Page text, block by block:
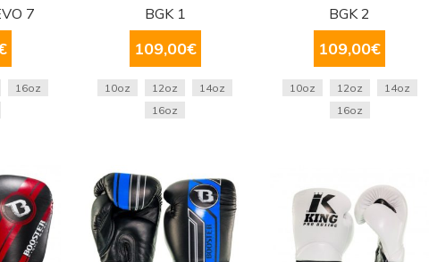
7
16oz
BGK 1
109,00€
10oz 12oz
14oz
16oz
BGK 2
109,00€
10oz 12oz
14oz
16oz